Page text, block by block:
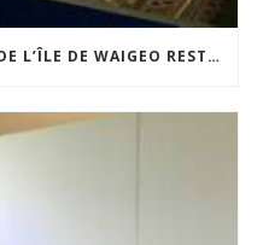
UN ENSEMBLE DE NATTES DE L’ÎLE DE WAIGEO RESTAURÉ GRÂCE AU SOUTIEN DU CERCLE LÉVI-STRAUSS